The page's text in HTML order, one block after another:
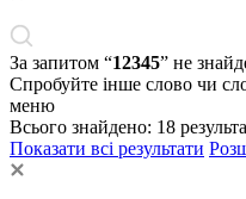
За запитом “12345” не
Спробуйте інше слово чи
меню
Всього знайдено: 18
Показати всі результати